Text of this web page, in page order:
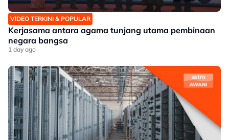
VIDEO TERKINI & POPULAR
Kerjasama antara agama tunjang utama pembinaan
negara bangsa
1 day ago